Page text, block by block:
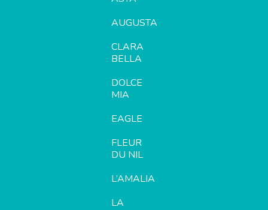
AUGUSTA
CLARA
BELLA
DOLCE
MIA
EAGLE
FLEUR
DU NIL
L’AMALIA
LA